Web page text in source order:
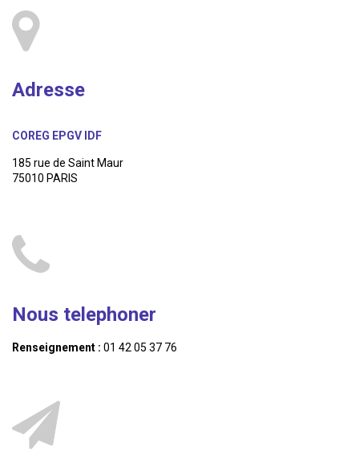
Adresse
COREG EPGV IDF
185 rue de Saint Maur
75010 PARIS
Nous telephoner
Renseignement : 01 42 05 37 76